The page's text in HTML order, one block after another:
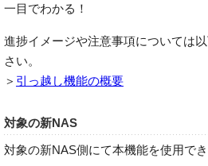
一目でわかる！
進捗イメージや注意事項については
さい。
＞ 引っ越し機能の概要
対象の新NAS
対象の新NAS側にて本機能を使用でき